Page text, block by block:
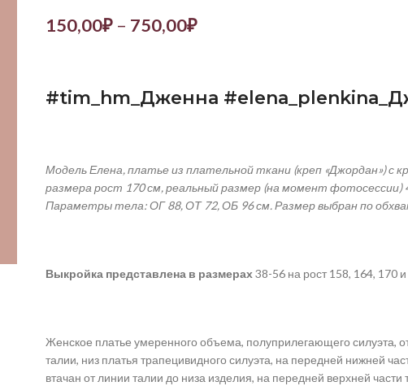
150,00₽ – 750,00₽
#tim_hm_Дженна #elena_plenkina
Модель Елена, платье из плательной ткани (креп «Джордан») с
размера рост 170 см, реальный размер (на момент фотосессии)
Параметры тела: ОГ 88, ОТ 72, ОБ 96 см. Размер выбран по
Выкройка представлена в размерах38-56 на рост 158, 164, 170
Женское платье умеренного объема, полуприлегающего силуэта,
талии, низ платья трапецивидного силуэта, на передней нижней
втачан от линии талии до низа изделия, на передней верхней части